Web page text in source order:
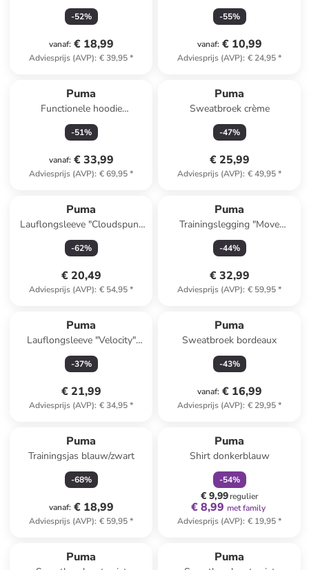
-52%
vanaf: € 18,99
Adviesprijs (AVP): € 39,95*
-55%
vanaf: € 10,99
Adviesprijs (AVP): € 24,95*
Puma
Functionele hoodie
"Cloudspun" antraciet
-51%
vanaf: € 33,99
Adviesprijs (AVP): € 69,95*
Puma
Sweatbroek crème
-47%
€ 25,99
Adviesprijs (AVP): € 49,95*
Puma
Lauflongsleeve "Cloudspun"
rood
-62%
€ 20,49
Adviesprijs (AVP): € 54,95*
Puma
Trainingslegging "Move
Cloudspun" paars
-44%
€ 32,99
Adviesprijs (AVP): € 59,95*
Puma
Lauflongsleeve "Velocity"
blauw
-37%
€ 21,99
Adviesprijs (AVP): € 34,95*
Puma
Sweatbroek bordeaux
-43%
vanaf: € 16,99
Adviesprijs (AVP): € 29,95*
Puma
Trainingsjas blauw/zwart
-68%
vanaf: € 18,99
Adviesprijs (AVP): € 59,95*
Puma
Shirt donkerblauw
-54%
€ 9,99regulier
€ 8,99 met family
Adviesprijs (AVP): € 19,95*
Puma Puma